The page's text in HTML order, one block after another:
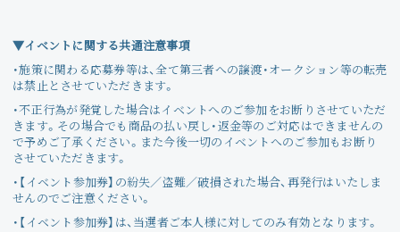
▼イベントに関する共通注意事項
・施策に関わる応募券等は、全て第三者への譲渡・オークション等の転売
は禁止とさせていただきます。
・不正行為が発覚した場合はイベントへのご参加をお断りさせていただ
きます。その場合でも商品の払い戻し・返金等のご対応はできませんの
で予めご了承ください。また今後一切のイベントへのご参加もお断り
させていただきます。
・【イベント参加券】の紛失／盗難／破損された場合、再発行はいたしま
せんのでご注意ください。
・【イベント参加券】は、当選者ご本人様に対してのみ有効となります。